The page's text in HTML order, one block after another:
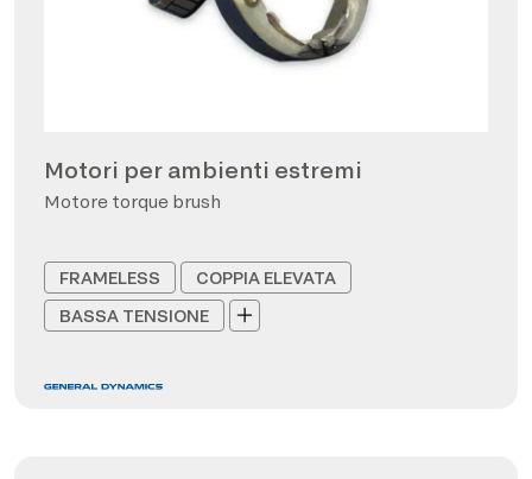
Motori per ambienti estremi
Motore torque brush
FRAMELESS
COPPIA ELEVATA
BASSA TENSIONE